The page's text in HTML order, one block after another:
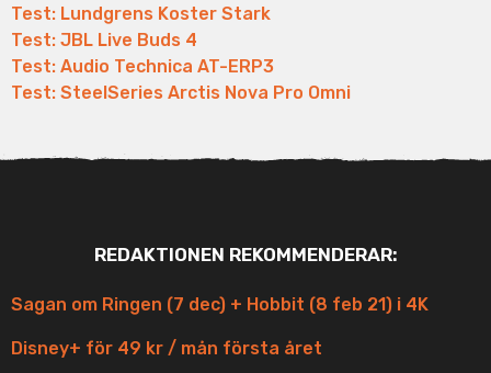
Test: Lundgrens Koster Stark
Test: JBL Live Buds 4
Test: Audio Technica AT-ERP3
Test: SteelSeries Arctis Nova Pro Omni
REDAKTIONEN REKOMMENDERAR:
Sagan om Ringen (7 dec) + Hobbit (8 feb 21) i 4K
Disney+ för 49 kr / mån första året